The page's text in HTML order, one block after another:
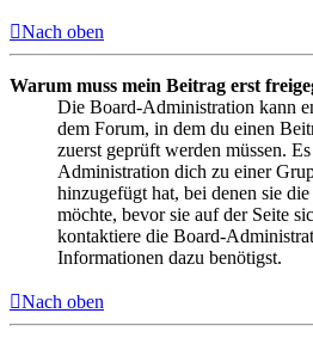
Nach oben
Warum muss mein Beitrag erst
Die Board-Administration kann
dem Forum, in dem du einen
zuerst geprüft werden müssen.
Administration dich zu einer
hinzugefügt hat, bei denen sie
möchte, bevor sie auf der Seite
kontaktiere die Board-
Informationen dazu benötigst.
Nach oben